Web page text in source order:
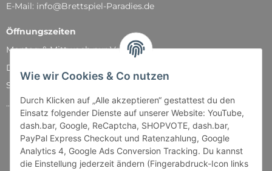
Wie wir Cookies & Co nutzen
Durch Klicken auf „Alle akzeptieren“ gestattest du den
Einsatz folgender Dienste auf unserer Website: YouTube,
dash.bar, Google, ReCaptcha, SHOPVOTE, dash.bar,
PayPal Express Checkout und Ratenzahlung, Google
Analytics 4, Google Ads Conversion Tracking. Du kannst
die Einstellung jederzeit ändern (Fingerabdruck-Icon links
E-Mail: info@Brettspiel-Paradies.de
Öffnungszeiten
Montag & Mittwoch nur Versand
Dienstag, Donnerstag und Freitag: 11:00 - 18:30 Uhr
Samstag: 11:00 - 14:00 Uhr
...und natürlich während unserer Events